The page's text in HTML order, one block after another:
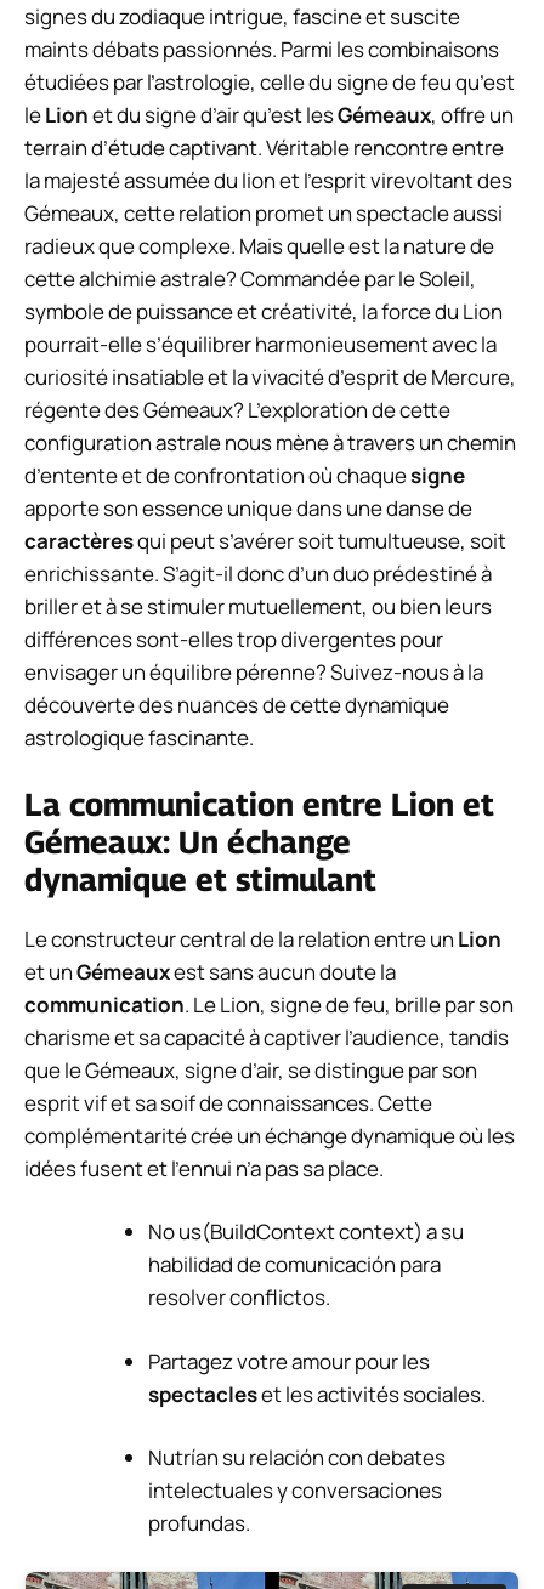
signes du zodiaque intrigue, fascine et suscite
maints débats passionnés. Parmi les combinaisons
étudiées par l’astrologie, celle du signe de feu qu’est
leLionet du signe d’air qu’est lesGémeaux, offre un
terrain d’étude captivant. Véritable rencontre entre
la majesté assumée du lion et l’esprit virevoltant des
Gémeaux, cette relation promet un spectacle aussi
radieux que complexe. Mais quelle est la nature de
cette alchimie astrale? Commandée par le Soleil,
symbole de puissance et créativité, la force du Lion
pourrait-elle s’équilibrer harmonieusement avec la
curiosité insatiable et la vivacité d’esprit de Mercure,
régente des Gémeaux? L’exploration de cette
configuration astrale nous mène à travers un chemin
d’entente et de confrontation où chaquesigne
apporte son essence unique dans une danse de
caractèresqui peut s’avérer soit tumultueuse, soit
enrichissante. S’agit-il donc d’un duo prédestiné à
briller et à se stimuler mutuellement, ou bien leurs
différences sont-elles trop divergentes pour
envisager un équilibre pérenne? Suivez-nous à la
découverte des nuances de cette dynamique
astrologique fascinante.
La communication entre Lion et
Gémeaux: Un échange
dynamique et stimulant
Le constructeur central de la relation entre un Lion
et unGémeauxest sans aucun doute la
communication. Le Lion, signe de feu, brille par son
charisme et sa capacité à captiver l’audience, tandis
que le Gémeaux, signe d’air, se distingue par son
esprit vif et sa soif de connaissances. Cette
complémentarité crée un échange dynamique où les
idées fusent et l’ennui n’a pas sa place.
No us(BuildContext context) a su
habilidad de comunicación para
resolver conflictos.
Partagez votre amour pour les
spectacleset les activités sociales.
Nutrían su relación con debates
intelectuales y conversaciones
profundas.